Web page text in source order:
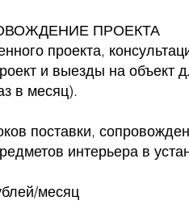
ПРОЕКТА
проекта,
и выезды на объект
в месяц).
поставки,
интерьера в
месяц